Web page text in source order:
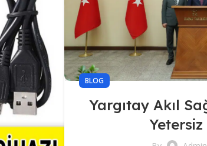
BLOG
Yargıtay Akıl